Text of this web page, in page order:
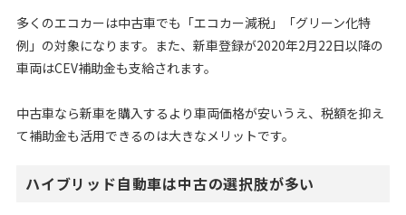
多くのエコカーは中古車でも「エコカー減税」「グリーン化特
例」の対象になります。また、新車登録が2020年2月22日以降の
車両はCEV補助金も支給されます。
中古車なら新車を購入するより車両価格が安いうえ、税額を抑え
て補助金も活用できるのは大きなメリットです。
ハイブリッド自動車は中古の選択肢が多い